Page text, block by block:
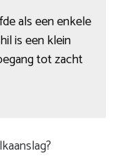
als een enkele
is een klein
tot zacht